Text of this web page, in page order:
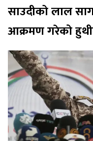
साउदीको लाल
आक्रमण गरेको